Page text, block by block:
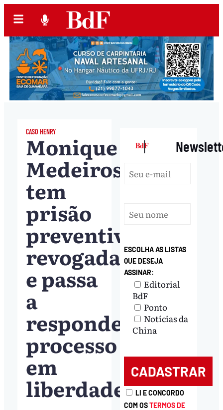
CASO HENRY
Monique
Medeiros
tem
prisão
preventiva
revogada
e passa
a
responder
processo
em
liberdade
|
ESCOLHA AS LISTAS
QUE DESEJA
ASSINAR:
Editorial
BdF
Ponto
Notícias da
China
LI E CONCORDO
COM OSTERMOS DE